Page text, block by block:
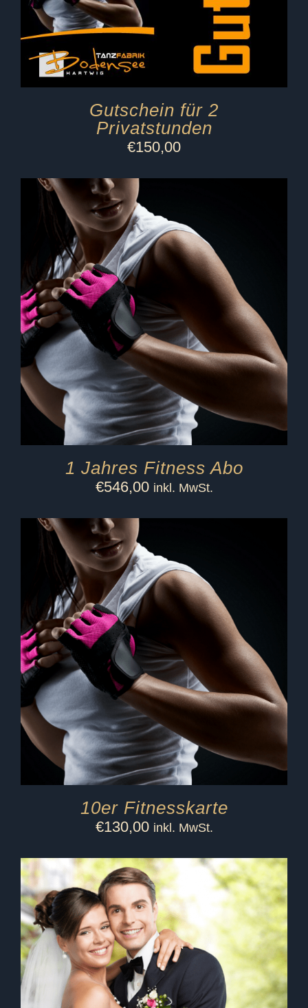
Gutschein für 2
Privatstunden
€150,00
1 Jahres Fitness Abo
€546,00 inkl. MwSt.
10er Fitnesskarte
€130,00 inkl. MwSt.